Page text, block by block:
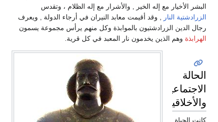
البشر الأخيار مع إله الخير , والأشرار مع إله الظلام ، وتقدس
الزرادشتية النار
, وقد أقيمت معابد النيران في أرجاء الدولة , ويعرف
رجال الدين الزرادشتيون بالموابذة وكل منهم يرأس مجموعة يسمون
الهرابذة وهم الذين يخدمون نار المعبد في كل قرية.
الحالة
الاجتماعية
والأخلاقية
كانت الحياة